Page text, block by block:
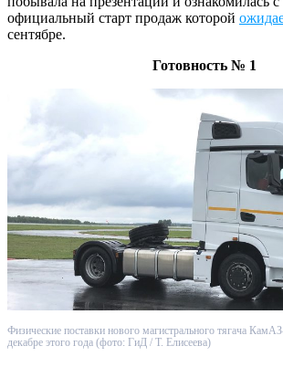
официальный старт продаж которой
сентябре.
Готовность № 1
Физические поставки нового магистрального тягача
декабре этого года (фото: ГиД / Т. Елисеева)